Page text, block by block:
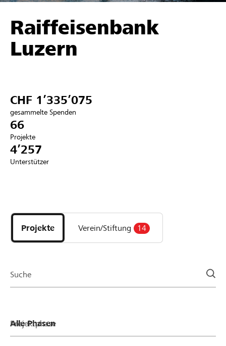
Unterstützen
Hilfe & Support
Anmelden
Projekte und Organisationen finden
DE FR IT
Raiffeisenbank
Luzern
CHF 1’335’075
gesammelte Spenden
66
Projekte
4’257
Unterstützer
Projekte
und
Organisationen
Projekte Verein/Stiftung 14
Suche
Projektphase